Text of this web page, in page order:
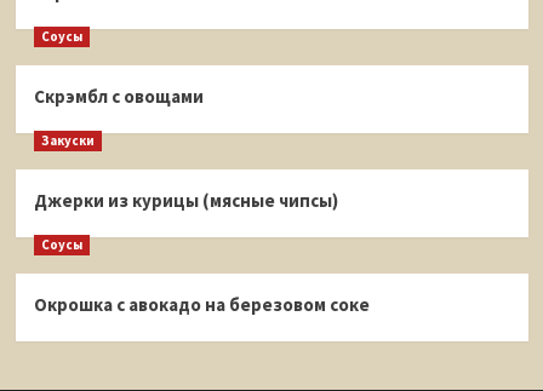
Соусы
Скрэмбл с овощами
Закуски
Джерки из курицы (мясные чипсы)
Соусы
Окрошка с авокадо на березовом соке